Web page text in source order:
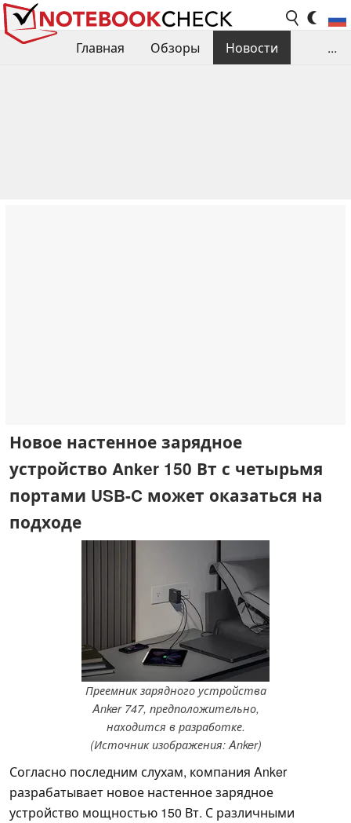
Главная Обзоры
Новости
...
Новое настенное зарядное
устройство Anker 150 Вт с четырьмя
портами USB-C может оказаться на
подходе
Преемник зарядного устройства
Anker 747, предположительно,
находится в разработке.
(Источник изображения: Anker)
Согласно последним слухам, компания Anker
разрабатывает новое настенное зарядное
устройство мощностью 150 Вт. С различными